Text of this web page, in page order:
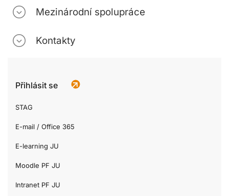
Mezinárodní spolupráce
Kontakty
Přihlásit se
STAG
E-mail / Office 365
E-learning JU
Moodle PF JU
Intranet PF JU